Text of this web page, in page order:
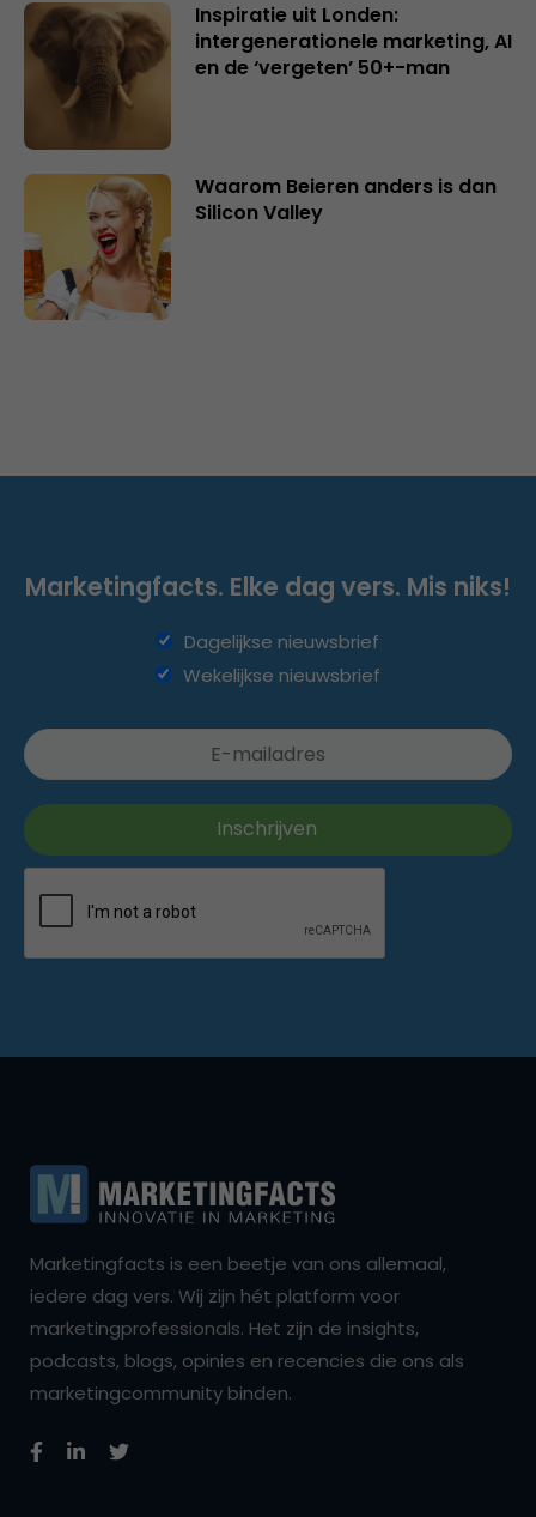
Inspiratie uit Londen:
intergenerationele marketing, AI
en de ‘vergeten’ 50+-man
Waarom Beieren anders is dan
Silicon Valley
Marketingfacts. Elke dag vers. Mis niks!
Dagelijkse nieuwsbrief
Wekelijkse nieuwsbrief
Marketingfacts is een beetje van ons allemaal,
iedere dag vers. Wij zijn hét platform voor
marketingprofessionals. Het zijn de insights,
podcasts, blogs, opinies en recencies die ons als
marketingcommunity binden.